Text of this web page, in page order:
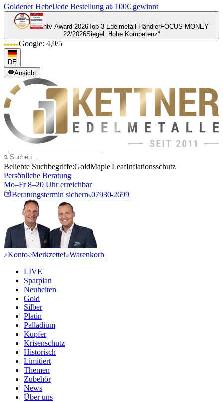
Goldener HebelJede Bestellung ab 100€ gewinnt
ntv-Award 2026Top 3 Edelmetall-HändlerFOCUS MONEY
22/2026Siegel „Hohe Kompetenz“
Google: 4,9/5
DE
Ansicht
Beliebte Suchbegriffe:GoldMaple LeafInflationsschutz
Persönliche Beratung
Mo–Fr 8–20 Uhr erreichbar
Beratungstermin sichern 07930-2699
Konto Merkzettel Warenkorb
LIVE
Sparplan
Neuheiten
Gold
Silber
Platin
Palladium
Kupfer
Krisenschutz
Historisch
Limitiert
Themen
Zubehör
News
Über uns